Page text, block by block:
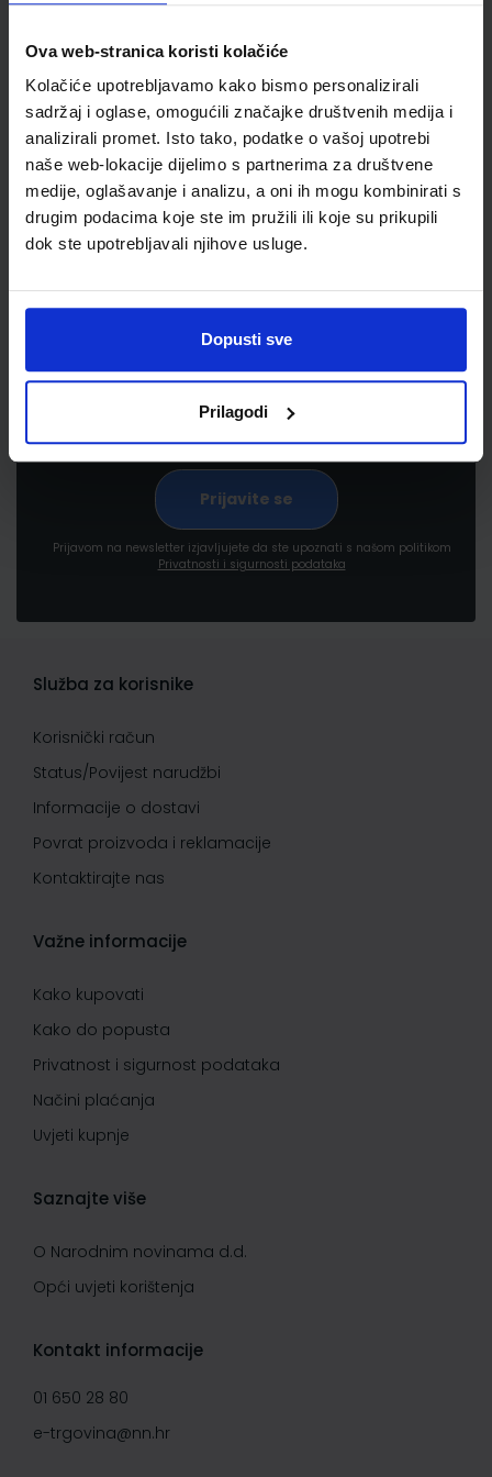
Ova web-stranica koristi kolačiće
Kolačiće upotrebljavamo kako bismo personalizirali
sadržaj i oglase, omogućili značajke društvenih medija i
analizirali promet. Isto tako, podatke o vašoj upotrebi
naše web-lokacije dijelimo s partnerima za društvene
medije, oglašavanje i analizu, a oni ih mogu kombinirati s
drugim podacima koje ste im pružili ili koje su prikupili
dok ste upotrebljavali njihove usluge.
Dopusti sve
Prilagodi
Newsletter prijava
Prijavite se kako bi primali informacije o novim
proizvodima i uslugama, akcijama i drugim
Prijavom na newsletter izjavljujete da ste upoznati s našom politikom
Privatnosti i sigurnosti podataka
Služba za korisnike
Korisnički račun
Status/Povijest narudžbi
Informacije o dostavi
Povrat proizvoda i reklamacije
Kontaktirajte nas
Važne informacije
Kako kupovati
Kako do popusta
Privatnost i sigurnost podataka
Načini plaćanja
Uvjeti kupnje
Saznajte više
O Narodnim novinama d.d.
Opći uvjeti korištenja
Kontakt informacije
01 650 28 80
e-trgovina@nn.hr